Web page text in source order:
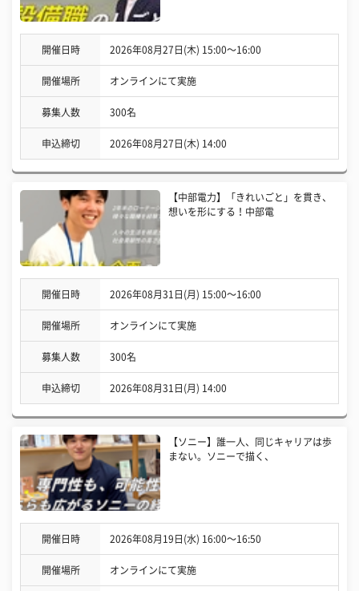
開催日時 2026年08月27日(木) 15:00〜16:00
開催場所 オンラインにて実施
募集人数 300名
申込締切 2026年08月27日(木) 14:00
【中部電力】「きれいごと」を貫き、
想いを形にする！中部電
開催日時 2026年08月31日(月) 15:00〜16:00
開催場所 オンラインにて実施
募集人数 300名
申込締切 2026年08月31日(月) 14:00
【ソニー】誰一人、同じキャリアは歩
まない。ソニーで描く、
開催日時 2026年08月19日(水) 16:00〜16:50
開催場所 オンラインにて実施